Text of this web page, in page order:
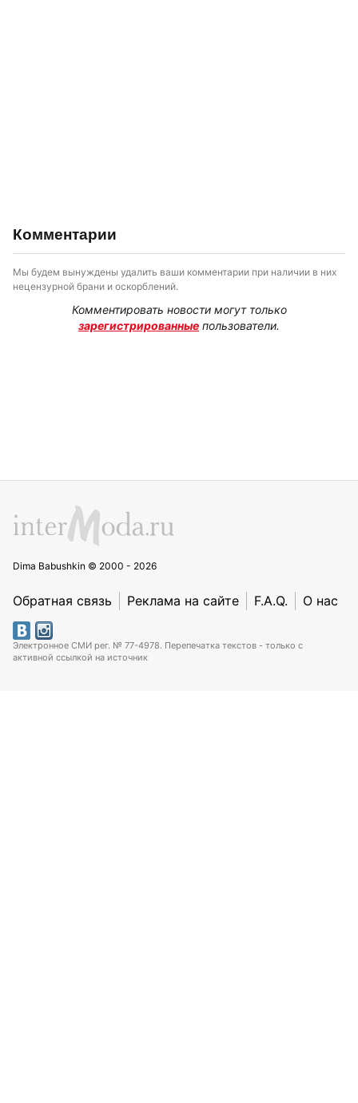
Комментарии
Мы будем вынуждены удалить ваши комментарии при наличии в них
нецензурной брани и оскорблений.
Комментировать новости могут только
зарегистрированные пользователи.
Dima Babushkin © 2000 - 2026
Обратная связь Реклама на сайте F.A.Q. О нас
Электронное СМИ рег. № 77-4978. Перепечатка текстов - только с
активной ссылкой на источник